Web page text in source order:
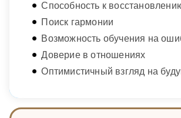
Способность к
Поиск гармонии
Возможность обучения на
Доверие в отношениях
Оптимистичный взгляд на